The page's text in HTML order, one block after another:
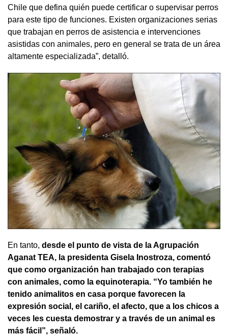
Chile que defina quién puede certificar o supervisar perros
para este tipo de funciones. Existen organizaciones serias
que trabajan en perros de asistencia e intervenciones
asistidas con animales, pero en general se trata de un área
altamente especializada”, detalló.
En tanto, desde el punto de vista de la Agrupación
Aganat TEA, la presidenta Gisela Inostroza, comentó
que como organización han trabajado con terapias
con animales, como la equinoterapia. “Yo también he
tenido animalitos en casa porque favorecen la
expresión social, el cariño, el afecto, que a los chicos a
veces les cuesta demostrar y a través de un animal es
más fácil”, señaló.